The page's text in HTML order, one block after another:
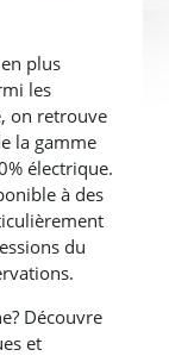
plus
les
on retrouve
la gamme
électrique.
à des
du
Découvre
et